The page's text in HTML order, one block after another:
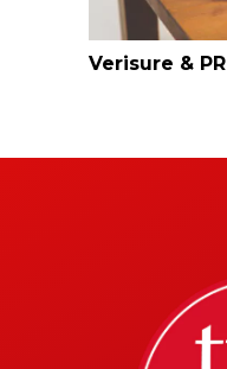
Verisure & PR